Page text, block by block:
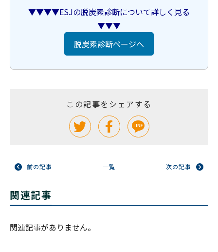
▼▼▼▼ESJの脱炭素診断について詳しく見る
▼▼▼
脱炭素診断ページへ
この記事をシェアする
前の記事 一覧 次の記事
関連記事
関連記事がありません。